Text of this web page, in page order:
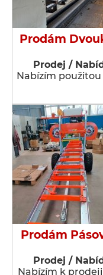
Prodám
Prodej /
Nabízím
Prodám
Prodej /
Nabízím k